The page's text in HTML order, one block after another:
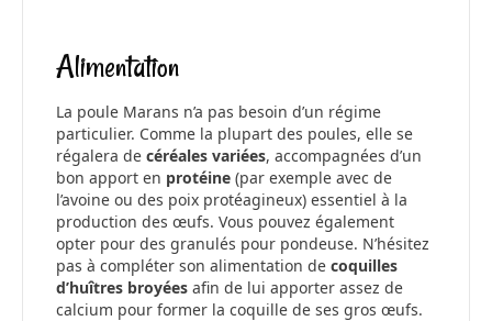
Alimentation
La poule Marans n’a pas besoin d’un régime
particulier. Comme la plupart des poules, elle se
régalera de céréales variées, accompagnées d’un
bon apport en protéine (par exemple avec de
l’avoine ou des poix protéagineux) essentiel à la
production des œufs. Vous pouvez également
opter pour des granulés pour pondeuse. N’hésitez
pas à compléter son alimentation de coquilles
d’huîtres broyées afin de lui apporter assez de
calcium pour former la coquille de ses gros œufs.